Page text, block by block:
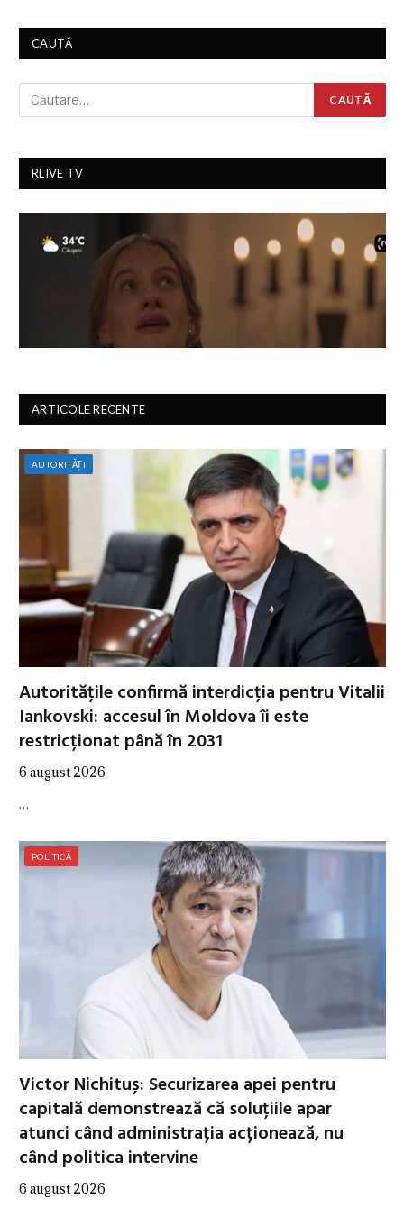
CAUTĂ
RLIVE TV
ARTICOLE RECENTE
AUTORITĂȚI
Autoritățile confirmă interdicția pentru Vitalii
Iankovski: accesul în Moldova îi este
restricționat până în 2031
6 august 2026
…
POLITICĂ
Victor Nichituș: Securizarea apei pentru
capitală demonstrează că soluțiile apar
atunci când administrația acționează, nu
când politica intervine
6 august 2026